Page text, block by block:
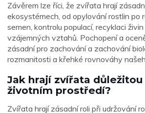
Závěrem lze říci, že zvířata hrají
ekosystémech, od opylování rostlin po
semen, kontrolu populací, recyklaci
vzájemných vztahů. Pochopení a
zásadní pro zachování a zachování
rozmanitosti a křehké rovnováhy
Jak hrají zvířata
životním prostředí?
Zvířata hrají zásadní roli při udržování